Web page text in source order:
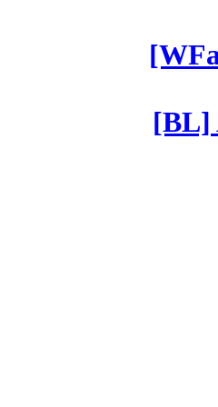
[BL]